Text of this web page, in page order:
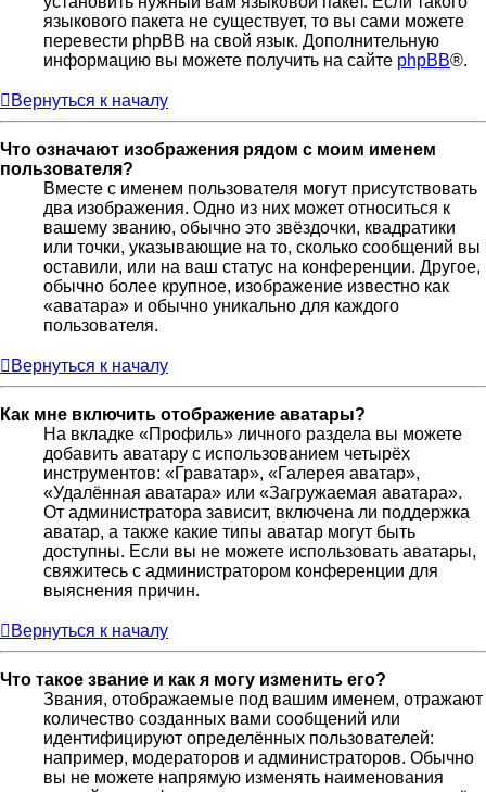
языкового пакета не существует, то вы сами можете
перевести phpBB на свой язык. Дополнительную
информацию вы можете получить на сайте phpBB®.
Вернуться к началу
Что означают изображения рядом с моим именем
пользователя?
Вместе с именем пользователя могут присутствовать
два изображения. Одно из них может относиться к
вашему званию, обычно это звёздочки, квадратики
или точки, указывающие на то, сколько сообщений вы
оставили, или на ваш статус на конференции. Другое,
обычно более крупное, изображение известно как
«аватара» и обычно уникально для каждого
пользователя.
Вернуться к началу
Как мне включить отображение аватары?
На вкладке «Профиль» личного раздела вы можете
добавить аватару с использованием четырёх
инструментов: «Граватар», «Галерея аватар»,
«Удалённая аватара» или «Загружаемая аватара».
От администратора зависит, включена ли поддержка
аватар, а также какие типы аватар могут быть
доступны. Если вы не можете использовать аватары,
свяжитесь с администратором конференции для
выяснения причин.
Вернуться к началу
Что такое звание и как я могу изменить его?
Звания, отображаемые под вашим именем, отражают
количество созданных вами сообщений или
идентифицируют определённых пользователей:
например, модераторов и администраторов. Обычно
вы не можете напрямую изменять наименования